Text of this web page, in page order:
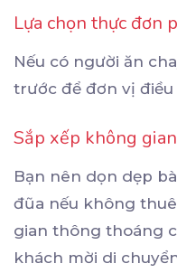
Lựa chọn thực đơn
Nếu có người ăn
trước để đơn vị
Sắp xếp không
Bạn nên dọn dẹp
đũa nếu không
gian thông thoáng
khách mời di